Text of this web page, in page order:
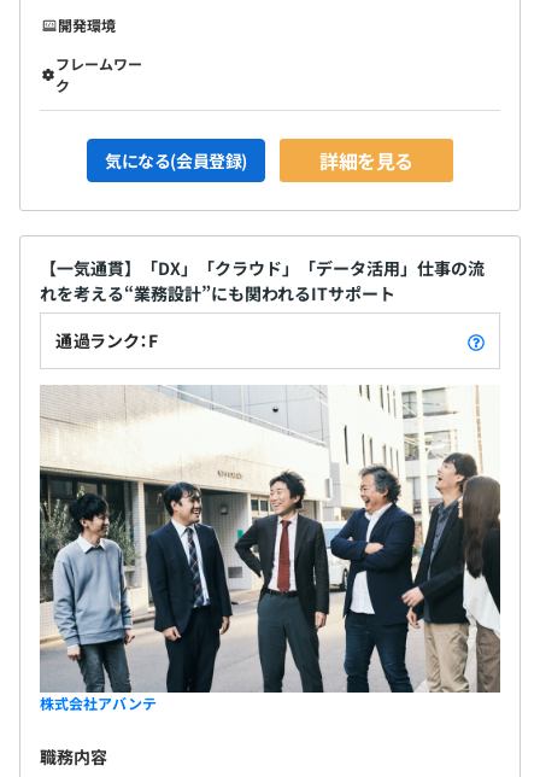
開発環境
フレームワー
ク
気になる(会員登録) 詳細を見る
【一気通貫】「DX」「クラウド」「データ活用」仕事の流
れを考える“業務設計”にも関われるITサポート
通過ランク：F
株式会社アバンテ
職務内容